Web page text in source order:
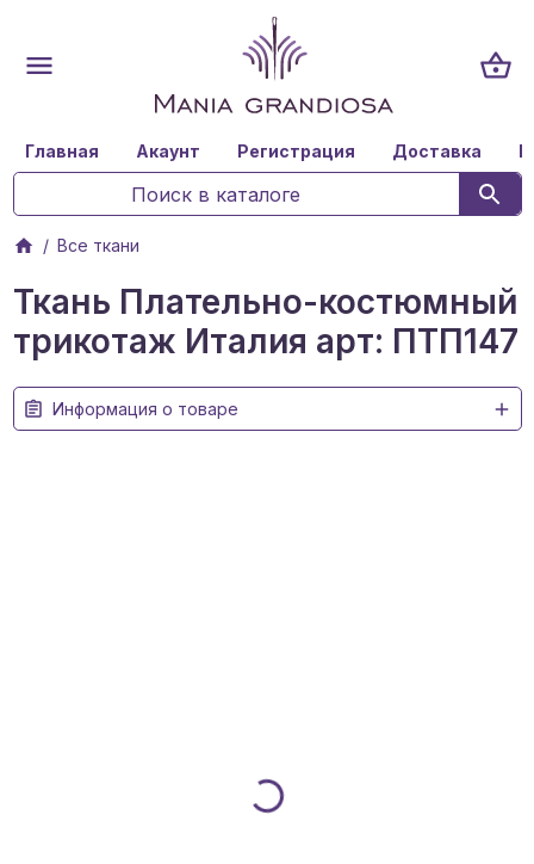
Главная Акаунт Регистрация Доставка
Все ткани
Ткань Плательно-костюмный
трикотаж Италия арт: ПТП147
Информация о товаре